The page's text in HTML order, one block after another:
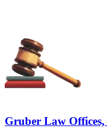
Gruber Law